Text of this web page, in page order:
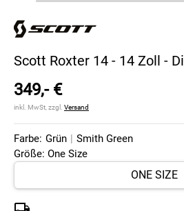
Scott Roxter 14 - 14 Zoll -
349,- €
inkl. MwSt, zzgl. Versand
Farbe: Grün | Smith Green
Größe: One Size